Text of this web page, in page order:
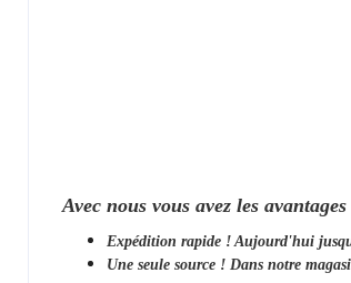
Avec nous vous avez les
Expédition rapide ! Aujourd'hui
Une seule source ! Dans notre